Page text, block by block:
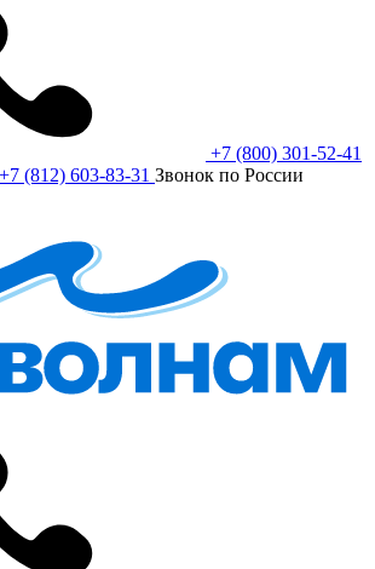
+7 (800) 301-52-41
+7 (812) 603-83-31 Звонок по России